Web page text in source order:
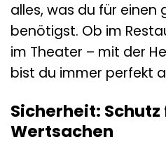
alles, was du für einen
benötigst. Ob im
im Theater – mit der
bist du immer perfekt
Sicherheit:
Wertsachen